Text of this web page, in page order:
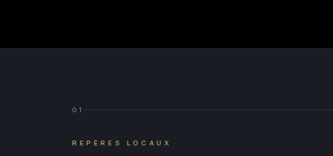
01
REPÈRES LOCAUX